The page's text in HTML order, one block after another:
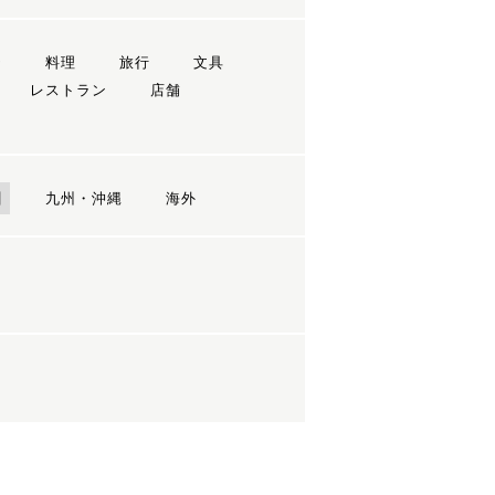
料理 旅行
文具
レストラン
店舗
九州・沖縄 海外